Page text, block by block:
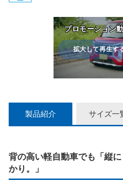
拡大して再生す
プロモーション
製品紹介 サイズ一
背の高い軽自動車でも「縦
かり。」